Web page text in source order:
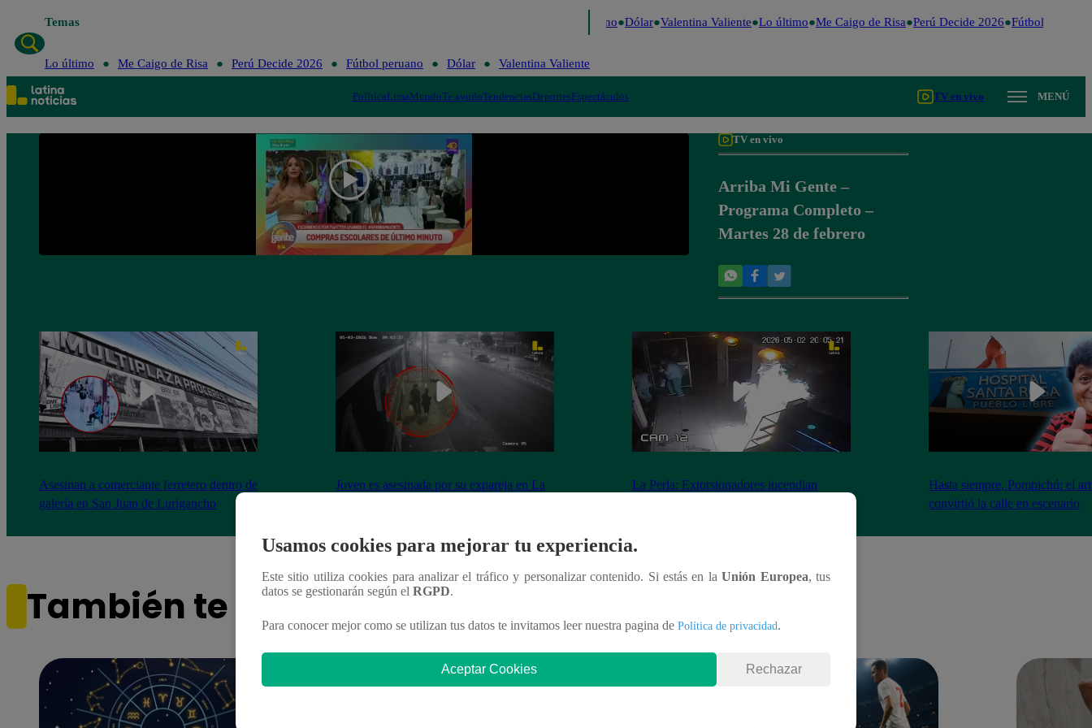
Temas Fútbol peruano Dólar Valentina Valiente Lo último Me Caigo de Risa Perú Decide 2026 Fútbol peruano
Lo último Me Caigo de Risa Perú Decide 2026 Fútbol peruano Dólar Valentina Valiente
PolíticaLimaMundoTe ayudoTendenciasDeportesEspectáculos TV en vivo MENÚ
TV en vivo
Arriba Mi Gente –
Programa Completo –
Martes 28 de febrero
Asesinan a comerciante ferretero dentro de
galería en San Juan de Lurigancho
Joven es asesinada por su expareja en La
La Perla: Extorsionadores incendian
Hasta siempre, Pompichú: el
convirtió la calle en escenario
También te puede interesar
Usamos cookies para mejorar tu experiencia.
Este sitio utiliza cookies para analizar el tráfico y personalizar contenido. Si estás en laUnión Europea, tus
datos se gestionarán según el RGPD.
Para conocer mejor como se utilizan tus datos te invitamos leer nuestra pagina de Política de privacidad.
Aceptar Cookies Rechazar